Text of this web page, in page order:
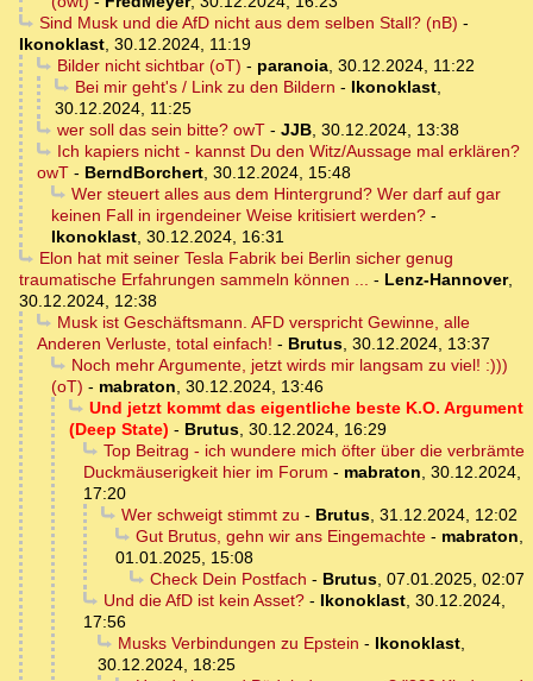
Sind Musk und die AfD nicht aus dem selben Stall? (nB) -
Ikonoklast, 30.12.2024, 11:19
Bilder nicht sichtbar (oT) - paranoia, 30.12.2024, 11:22
Bei mir geht's / Link zu den Bildern - Ikonoklast,
30.12.2024, 11:25
wer soll das sein bitte? owT- JJB, 30.12.2024, 13:38
Ich kapiers nicht - kannst Du den Witz/Aussage mal erklären?
owT - BerndBorchert, 30.12.2024, 15:48
Wer steuert alles aus dem Hintergrund? Wer darf auf gar
keinen Fall in irgendeiner Weise kritisiert werden? -
Ikonoklast, 30.12.2024, 16:31
Elon hat mit seiner Tesla Fabrik bei Berlin sicher genug
traumatische Erfahrungen sammeln können ... - Lenz-Hannover,
30.12.2024, 12:38
Musk ist Geschäftsmann. AFD verspricht Gewinne, alle
Anderen Verluste, total einfach! - Brutus, 30.12.2024, 13:37
Noch mehr Argumente, jetzt wirds mir langsam zu viel! :)))
(oT) - mabraton, 30.12.2024, 13:46
Und jetzt kommt das eigentliche beste K.O. Argument
(Deep State) - Brutus, 30.12.2024, 16:29
Top Beitrag - ich wundere mich öfter über die verbrämte
Duckmäuserigkeit hier im Forum - mabraton, 30.12.2024,
17:20
Wer schweigt stimmt zu - Brutus, 31.12.2024, 12:02
Gut Brutus, gehn wir ans Eingemachte- mabraton,
01.01.2025, 15:08
Check Dein Postfach - Brutus, 07.01.2025, 02:07
Und die AfD ist kein Asset?- Ikonoklast, 30.12.2024,
17:56
Musks Verbindungen zu Epstein - Ikonoklast,
30.12.2024, 18:25